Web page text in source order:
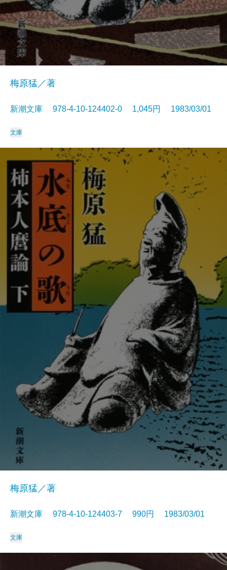
梅原猛／著
新潮文庫 978-4-10-124402-0 1,045円 1983/03/01
文庫
梅原猛／著
新潮文庫 978-4-10-124403-7 990円 1983/03/01
文庫